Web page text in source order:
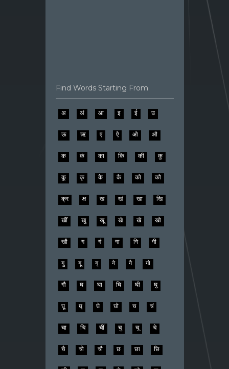
Find Words Starting From
अ अं आ इ ई उ
ऊ ऋ ए ऐ ओ औ
क कं का कि की कु
कू कृ के कै को कौ
क्र क्ष ख खं खा खि
खीं खु खू खे खै खो
खौ ग गं गा गि गी
गु गू गृ गे गै गो
गौ घ घा घि घी घु
घू घृ घे घो च चं
चा चि चीं चु चू चे
चै चो चौ छ छा छि